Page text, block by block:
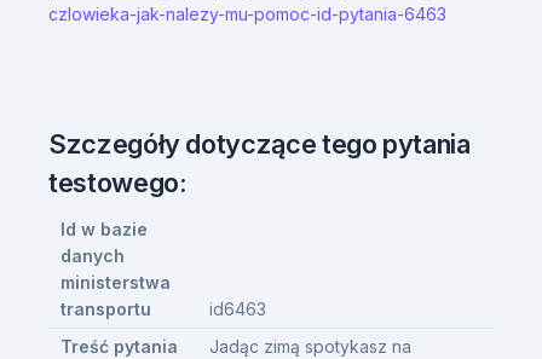
czlowieka-jak-nalezy-mu-pomoc-id-pytania-6463
Szczegóły dotyczące tego pytania
testowego:
Id w bazie
danych
ministerstwa
transportu
id6463
Treść pytania
Jadąc zimą spotykasz na